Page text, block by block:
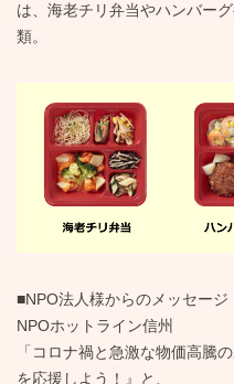
は、海老チリ弁当やハンバー
類。
■NPO法人様からのメッセージ
NPOホットライン信州
「コロナ禍と急激な物価高騰
を応援しよう！』と、